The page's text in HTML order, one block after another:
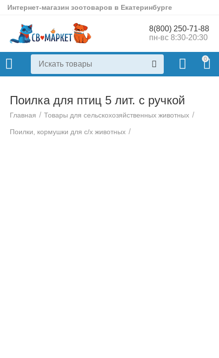
Интернет-магазин зоотоваров в Екатеринбурге
8(800) 250-71-88
пн-вс 8:30-20:30
0
Поилка для птиц 5 лит. с ручкой
Главная / Товары для сельскохозяйственных животных /
Поилки, кормушки для с/х животных /